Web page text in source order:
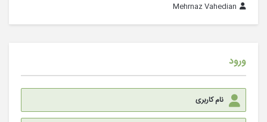
Mehrnaz Vahedian
ورود